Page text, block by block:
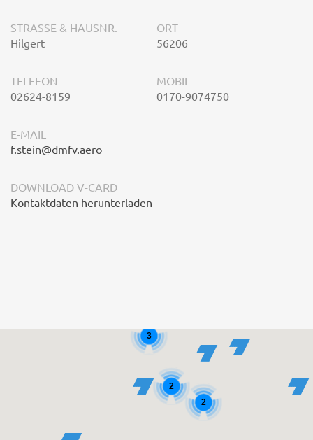
STRASSE & HAUSNR.
Hilgert
ORT
56206
TELEFON
02624-8159
MOBIL
0170-9074750
E-MAIL
f.stein@dmfv.aero
DOWNLOAD V-CARD
Kontaktdaten herunterladen
3
2
2